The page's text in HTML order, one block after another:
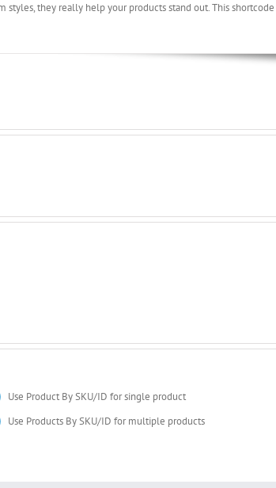
they really help your products stand out. This
Use Product By SKU/ID for single product
Use Products By SKU/ID for multiple products